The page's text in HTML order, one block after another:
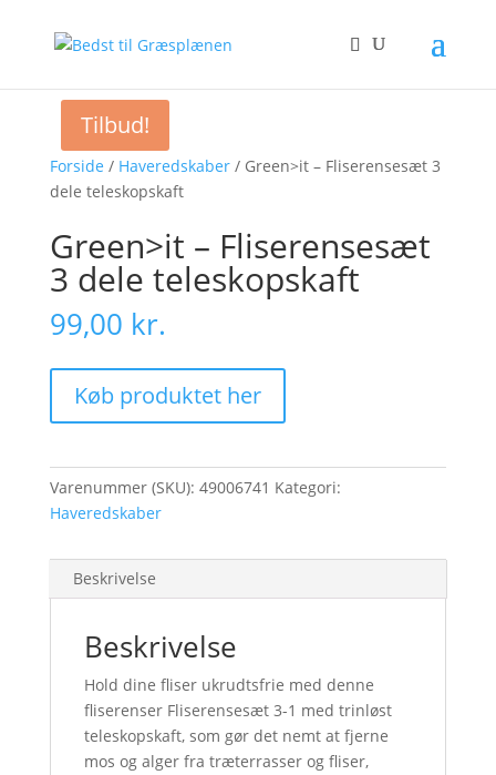
Forside / Haveredskaber/ Green>it – Fliserensesæt 3
dele teleskopskaft
Green>it – Fliserensesæt
3 dele teleskopskaft
99,00 kr.
Køb produktet her
Varenummer (SKU): 49006741 Kategori:
Haveredskaber
Beskrivelse
Beskrivelse
Hold dine fliser ukrudtsfrie med denne
fliserenser Fliserensesæt 3-1 med trinløst
teleskopskaft, som gør det nemt at fjerne
mos og alger fra træterrasser og fliser,
Tilbud!